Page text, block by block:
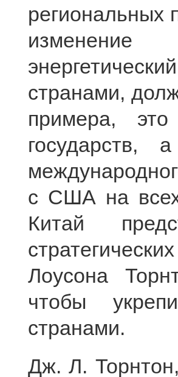
региональных
изменение
странами,
примера, это
государств,
с США на всех
Китай
Лоусона
чтобы
странами.
Дж. Л.